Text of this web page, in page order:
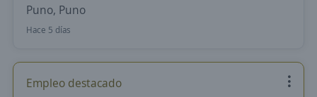
Puno, Puno
Hace 5 días
Empleo destacado